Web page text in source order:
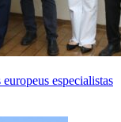
especialistas